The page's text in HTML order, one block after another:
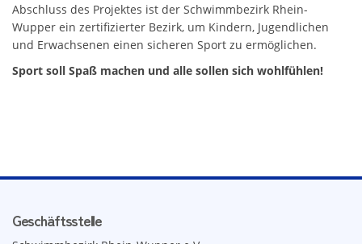
Abschluss des Projektes ist der Schwimmbezirk Rhein-
Wupper ein zertifizierter Bezirk, um Kindern, Jugendlichen
und Erwachsenen einen sicheren Sport zu ermöglichen.
Sport soll Spaß machen und alle sollen sich wohlfühlen!
Geschäftsstelle